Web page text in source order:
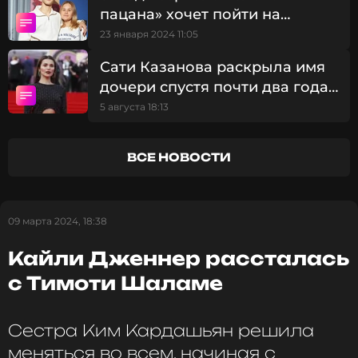
Фото: INSTARimages/ABACA/ТАСС
Смотрите нас в Likee, чтобы
оставаться в курсе событий
ПОДПИСАТЬСЯ
пацана» хочет пойти на
свидание с Кайли Дженнер
23 января 2024 11:05
Сати Казанова раскрыла имя
дочери спустя почти два года
после родов
5 августа 18:13
ВСЕ НОВОСТИ
09 марта 2024, 18:38
Кайли Дженнер рассталась
с Тимоти Шаламе
Сестра Ким Кардашьян решила
меняться во всем, начиная с